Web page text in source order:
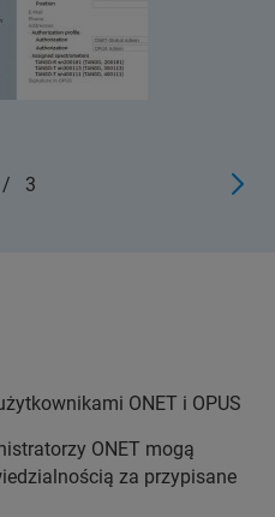
/ 3
ONET i OPUS
ONET mogą
za przypisane